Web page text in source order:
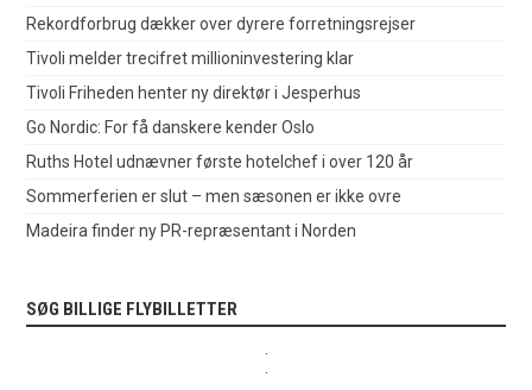
Rekordforbrug dækker over dyrere forretningsrejser
Tivoli melder trecifret millioninvestering klar
Tivoli Friheden henter ny direktør i Jesperhus
Go Nordic: For få danskere kender Oslo
Ruths Hotel udnævner første hotelchef i over 120 år
Sommerferien er slut – men sæsonen er ikke ovre
Madeira finder ny PR-repræsentant i Norden
SØG BILLIGE FLYBILLETTER